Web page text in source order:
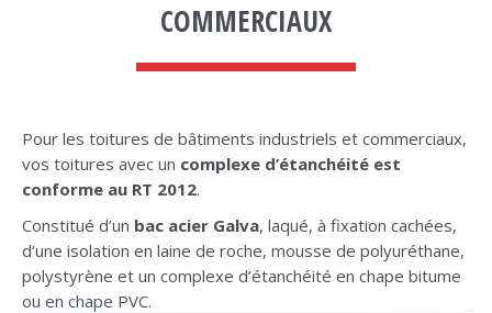
COMMERCIAUX
Pour les toitures de bâtiments industriels et commerciaux,
vos toitures avec un complexe d’étanchéité est
conforme au RT 2012.
Constitué d’un bac acier Galva, laqué, à fixation cachées,
d’une isolation en laine de roche, mousse de polyuréthane,
polystyrène et un complexe d’étanchéité en chape bitume
ou en chape PVC.